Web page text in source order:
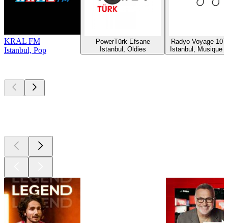
KRAL FM
Istanbul, Pop
PowerTürk Efsane
Istanbul, Oldies
Radyo Voyage
Istanbul, Musique